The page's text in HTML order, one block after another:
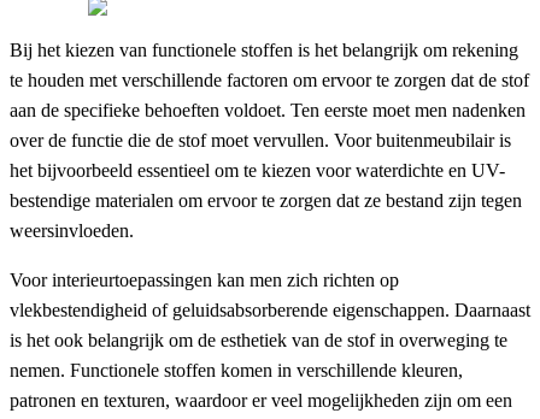
Bij het kiezen van functionele stoffen is het belangrijk om rekening
te houden met verschillende factoren om ervoor te zorgen dat de stof
aan de specifieke behoeften voldoet. Ten eerste moet men nadenken
over de functie die de stof moet vervullen. Voor buitenmeubilair is
het bijvoorbeeld essentieel om te kiezen voor waterdichte en UV-
bestendige materialen om ervoor te zorgen dat ze bestand zijn tegen
weersinvloeden.
Voor interieurtoepassingen kan men zich richten op
vlekbestendigheid of geluidsabsorberende eigenschappen. Daarnaast
is het ook belangrijk om de esthetiek van de stof in overweging te
nemen. Functionele stoffen komen in verschillende kleuren,
patronen en texturen, waardoor er veel mogelijkheden zijn om een